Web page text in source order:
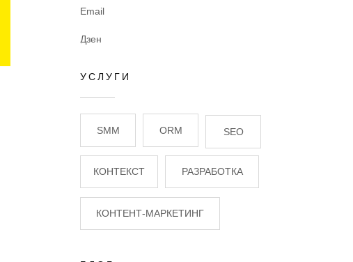
Email
Дзен
УСЛУГИ
SMM ORM SEO
КОНТЕКСТ РАЗРАБОТКА
КОНТЕНТ-МАРКЕТИНГ